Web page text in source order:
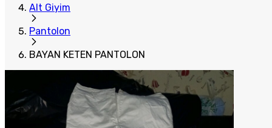
Alt Giyim
Pantolon
BAYAN KETEN PANTOLON